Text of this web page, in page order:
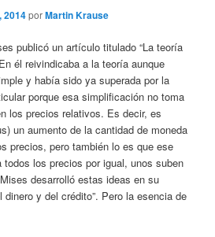
2014porMartin Krause
publicó un artículo titulado “La teoría
él reivindicaba a la teoría aunque
y había sido ya superada por la
porque esa simplificación no toma
los precios relativos. Es decir, es
un aumento de la cantidad de moneda
precios, pero también lo es que ese
los precios por igual, unos suben
desarrolló estas ideas en su
dinero y del crédito”. Pero la esencia de